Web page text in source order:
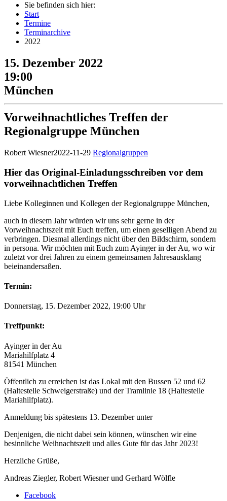
Sie befinden sich hier:
Start
Termine
Terminarchive
2022
15. Dezember 2022
19:00
München
Vorweihnachtliches Treffen der
Regionalgruppe München
Robert Wiesner2022-11-29 Regionalgruppen
Hier das Original-Einladungsschreiben vor dem
vorweihnachtlichen Treffen
Liebe Kolleginnen und Kollegen der Regionalgruppe München,
auch in diesem Jahr würden wir uns sehr gerne in der
Vorweihnachtszeit mit Euch treffen, um einen geselligen Abend zu
verbringen. Diesmal allerdings nicht über den Bildschirm, sondern
in persona. Wir möchten mit Euch zum Ayinger in der Au, wo wir
zuletzt vor drei Jahren zu einem gemeinsamen Jahresausklang
beieinandersaßen.
Termin:
Donnerstag, 15. Dezember 2022, 19:00 Uhr
Treffpunkt:
Ayinger in der Au
Mariahilfplatz 4
81541 München
Öffentlich zu erreichen ist das Lokal mit den Bussen 52 und 62
(Haltestelle Schweigerstraße) und der Tramlinie 18 (Haltestelle
Mariahilfplatz).
Anmeldung bis spätestens 13. Dezember unter
Denjenigen, die nicht dabei sein können, wünschen wir eine
besinnliche Weihnachtszeit und alles Gute für das Jahr 2023!
Herzliche Grüße,
Andreas Ziegler, Robert Wiesner und Gerhard Wölfle
Facebook